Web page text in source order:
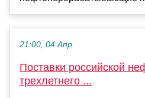
21:00, 04 Апр
Поставки российской
трехлетнего ...